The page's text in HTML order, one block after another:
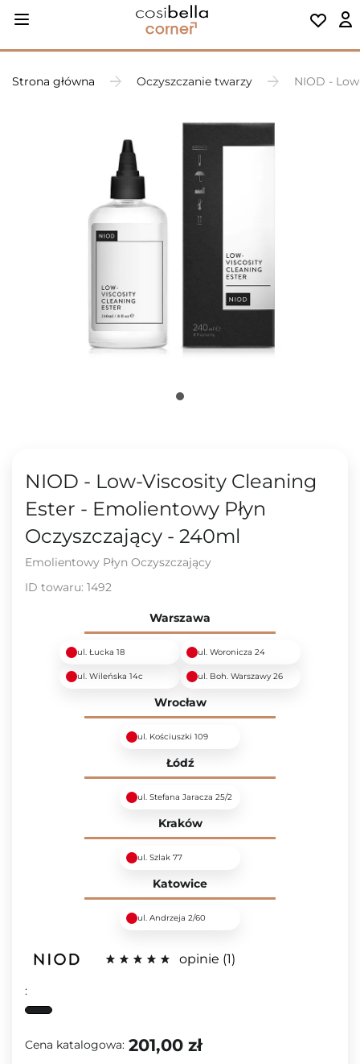
Strona główna Oczyszczanie twarzy NIOD -
NIOD - Low-Viscosity Cleaning
Ester - Emolientowy Płyn
Oczyszczający - 240ml
Emolientowy Płyn Oczyszczający
ID towaru: 1492
Warszawa
ul. Łucka 18 ul. Woronicza 24
ul. Wileńska 14c ul. Boh. Warszawy 26
Wrocław
ul. Kościuszki 109
Łódź
ul. Stefana Jaracza 25/2
Kraków
ul. Szlak 77
Katowice
ul. Andrzeja 2/60
opinie 1
:
Cena katalogowa: 201,00 zł